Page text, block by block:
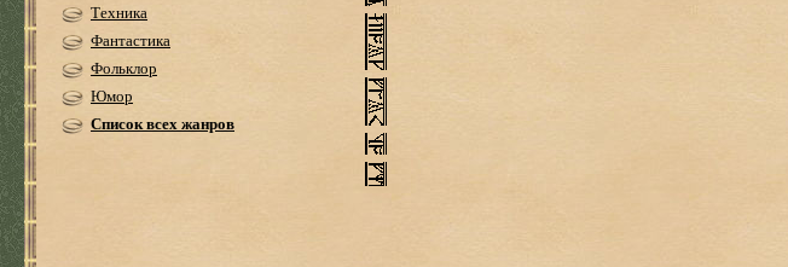
Техника
Фантастика
Фольклор
Юмор
Список всех жанров